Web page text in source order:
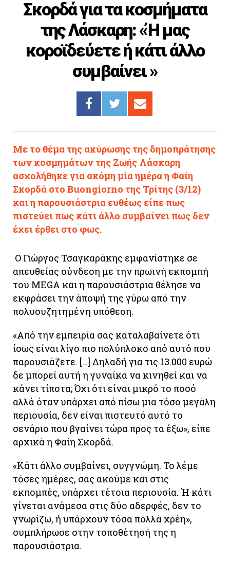
ΣΥΝΔΕΣΜΟΙ
Σκορδά για τα κοσμήματα
της Λάσκαρη: «Ή μας
κοροϊδεύετε ή κάτι άλλο
συμβαίνει »
Με το θέμα της ακύρωσης της δημοπράτησης
των κοσμημάτων της Ζωής Λάσκαρη
ασχολήθηκε για ακόμη μία ημέρα η Φαίη
Σκορδά στο Buongiorno της Τρίτης (3/12)
και η παρουσιάστρια ευθέως είπε πως
πιστεύει πως κάτι άλλο συμβαίνει πως δεν
έχει έρθει στο φως.
Ο Γιώργος Τσαγκαράκης εμφανίστηκε σε
απευθείας σύνδεση με την πρωινή εκπομπή
του MEGA και η παρουσιάστρια θέλησε να
εκφράσει την άποψή της γύρω από την
πολυσυζητημένη υπόθεση.
«Από την εμπειρία σας καταλαβαίνετε ότι
ίσως είναι λίγο πιο πολύπλοκο από αυτό που
παρουσιάζετε. […] Δηλαδή για τις 13.000 ευρώ
δε μπορεί αυτή η γυναίκα να κινηθεί και να
κάνει τίποτα; Όχι ότι είναι μικρό το ποσό
αλλά όταν υπάρχει από πίσω μια τόσο μεγάλη
περιουσία, δεν είναι πιστευτό αυτό το
σενάριο που βγαίνει τώρα προς τα έξω», είπε
αρχικά η Φαίη Σκορδά.
«Κάτι άλλο συμβαίνει, συγγνώμη. Το λέμε
τόσες ημέρες, σας ακούμε και στις
εκπομπές, υπάρχει τέτοια περιουσία. Ή κάτι
γίνεται ανάμεσα στις δύο αδερφές, δεν το
γνωρίζω, ή υπάρχουν τόσα πολλά χρέη»,
συμπλήρωσε στην τοποθέτησή της η
παρουσιάστρια.